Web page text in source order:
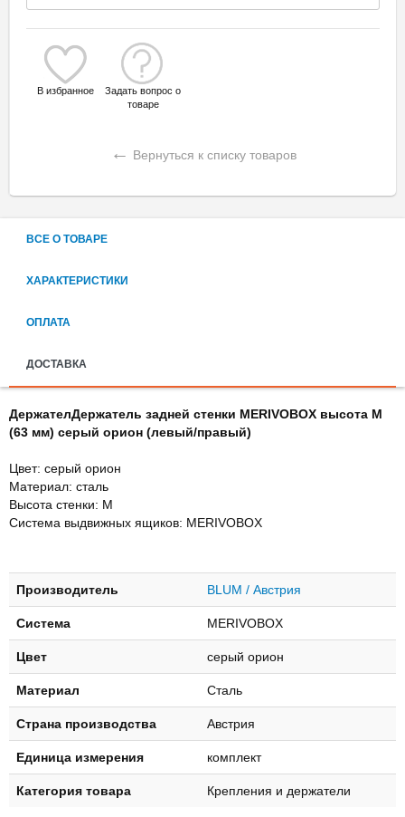
В избранное
Задать вопрос о
товаре
← Вернуться к списку товаров
ВСЕ О ТОВАРЕ
ХАРАКТЕРИСТИКИ
ОПЛАТА
ДОСТАВКА
ДержателДержатель задней стенки MERIVOBOX высота M
(63 мм) серый орион (левый/правый)
Цвет: серый орион
Материал: сталь
Высота стенки: M
Система выдвижных ящиков: MERIVOBOX
Производитель BLUM / Австрия
Система MERIVOBOX
Цвет серый орион
Материал Сталь
Страна производства Австрия
Единица измерения комплект
Категория товара Крепления и держатели